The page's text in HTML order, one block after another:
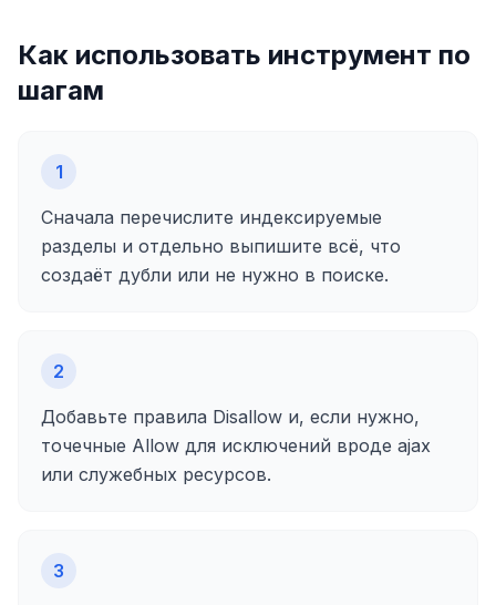
Как использовать инструмент по
шагам
1
Сначала перечислите индексируемые
разделы и отдельно выпишите всё, что
создаёт дубли или не нужно в поиске.
2
Добавьте правила Disallow и, если нужно,
точечные Allow для исключений вроде ajax
или служебных ресурсов.
3